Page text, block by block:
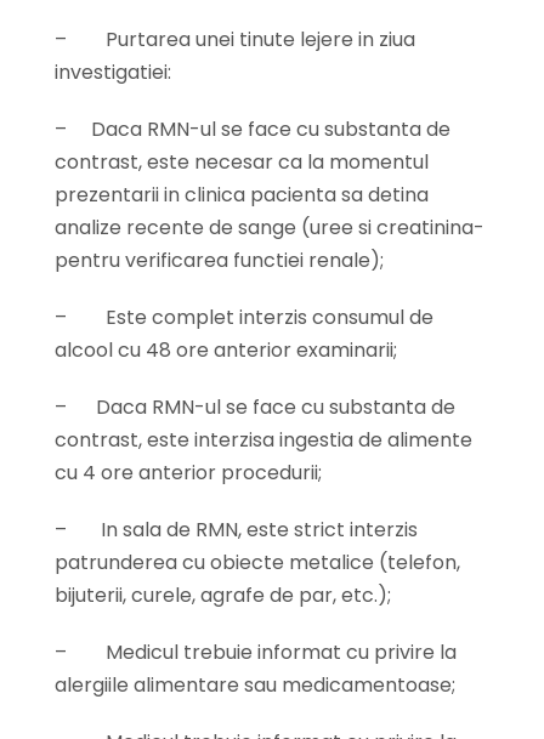
–
Purtarea unei tinute lejere in ziua
investigatiei:
–
Daca RMN-ul se face cu substanta de
contrast, este necesar ca la momentul
prezentarii in clinica pacienta sa detina
analize recente de sange (uree si creatinina-
pentru verificarea functiei renale);
–
Este complet interzis consumul de
alcool cu 48 ore anterior examinarii;
–
Daca RMN-ul se face cu substanta de
contrast, este interzisa ingestia de alimente
cu 4 ore anterior procedurii;
–
In sala de RMN, este strict interzis
patrunderea cu obiecte metalice (telefon,
bijuterii, curele, agrafe de par, etc.);
–
Medicul trebuie informat cu privire la
alergiile alimentare sau medicamentoase;